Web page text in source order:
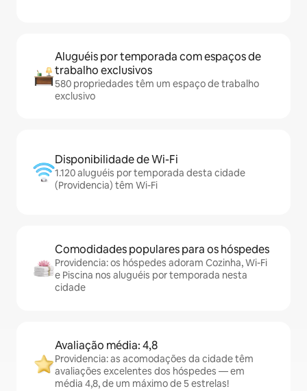
Aluguéis por temporada com espaços de
trabalho exclusivos
580 propriedades têm um espaço de trabalho
exclusivo
Disponibilidade de Wi-Fi
1.120 aluguéis por temporada desta cidade
(Providencia) têm Wi-Fi
Comodidades populares para os hóspedes
Providencia: os hóspedes adoram Cozinha, Wi-Fi
e Piscina nos aluguéis por temporada nesta
cidade
Avaliação média: 4,8
Providencia: as acomodações da cidade têm
avaliações excelentes dos hóspedes — em
média 4,8, de um máximo de 5 estrelas!